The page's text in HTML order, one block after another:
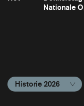
Nationale
Historie 2026